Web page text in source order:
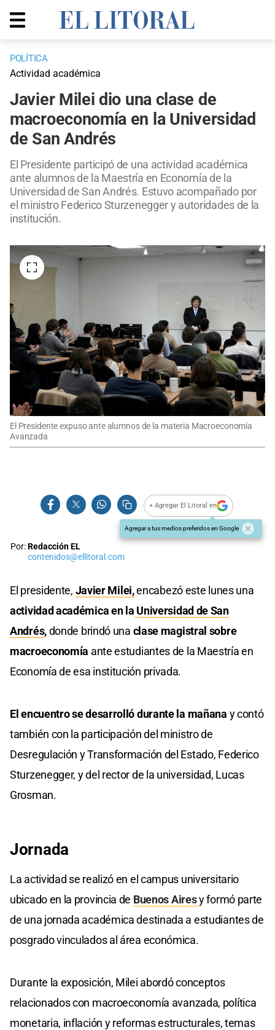
POLÍTICA
Actividad académica
Javier Milei dio una clase de
macroeconomía en la Universidad
de San Andrés
El Presidente participó de una actividad académica
ante alumnos de la Maestría en Economía de la
Universidad de San Andrés. Estuvo acompañado por
el ministro Federico Sturzenegger y autoridades de la
institución.
El Presidente expuso ante alumnos de la materia Macroeconomía
Avanzada
+ Agregar El Litoral en
Agregar a tus medios preferidos en Google
Por:Redacción EL
contenidos@ellitoral.com
El presidente, Javier Milei,encabezó este lunes una
actividad académica en la Universidad de San
Andrés,donde brindó una clase magistral sobre
macroeconomía ante estudiantes de la Maestría en
Economía de esa institución privada.
El encuentro se desarrolló durante la mañana y contó
también con la participación del ministro de
Desregulación y Transformación del Estado, Federico
Sturzenegger, y del rector de la universidad, Lucas
Grosman.
Jornada
La actividad se realizó en el campus universitario
ubicado en la provincia de Buenos Airesy formó parte
de una jornada académica destinada a estudiantes de
posgrado vinculados al área económica.
Durante la exposición, Milei abordó conceptos
relacionados con macroeconomía avanzada, política
monetaria, inflación y reformas estructurales, temas